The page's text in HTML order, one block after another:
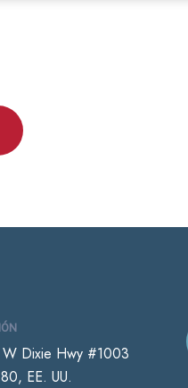
Dixie Hwy #1003
EE. UU.